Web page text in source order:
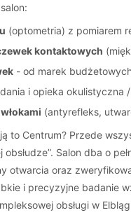
(optometria) z pomiarem
kontaktowych
- od marek
i opieka okulistyczna
(antyrefleks,
to Centrum? Przede
obsłudze”. Salon dba o
otwarcia oraz
i precyzyjne badanie
obsługi w